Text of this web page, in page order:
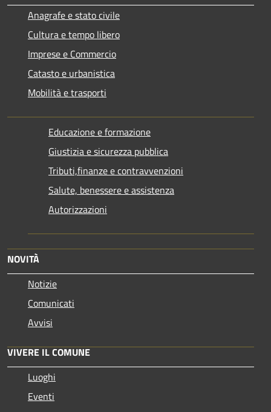
Anagrafe e stato civile
Cultura e tempo libero
Imprese e Commercio
Catasto e urbanistica
Mobilità e trasporti
Educazione e formazione
Giustizia e sicurezza pubblica
Tributi,finanze e contravvenzioni
Salute, benessere e assistenza
Autorizzazioni
NOVITÀ
Notizie
Comunicati
Avvisi
VIVERE IL COMUNE
Luoghi
Eventi